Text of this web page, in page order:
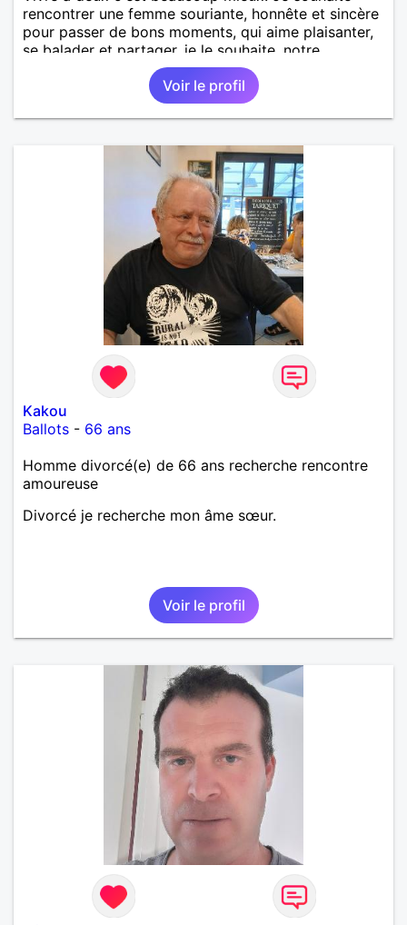
rencontrer une femme souriante, honnête et sincère
pour passer de bons moments, qui aime plaisanter,
se balader et partager, je le souhaite, notre
complicité. J'aime beaucoup les chantiers de
randonnée pour se défouler, se relaxer, se détendre
et finalement prendre du bon temps. C'est difficile
de tout dire en quelques lignes. En revanche, vous
d'informations. A bientôt
Voir le profil
Kakou
Ballots - 66 ans
Homme divorcé(e) de 66 ans recherche rencontre
amoureuse
Divorcé je recherche mon âme sœur.
Voir le profil